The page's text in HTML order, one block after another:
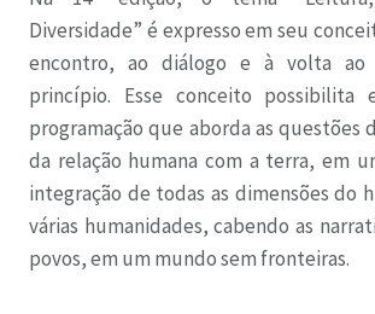
Diversidade” é expresso em seu
encontro, ao diálogo e à volta ao
princípio. Esse conceito possibilita
programação que aborda as questões
da relação humana com a terra, em
integração de todas as dimensões do
várias humanidades, cabendo as
povos, em um mundo sem fronteiras.